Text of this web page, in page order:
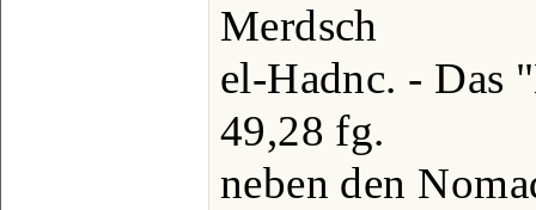
Merdsch
el-Hadnc. - Das
49,28 fg.
neben den